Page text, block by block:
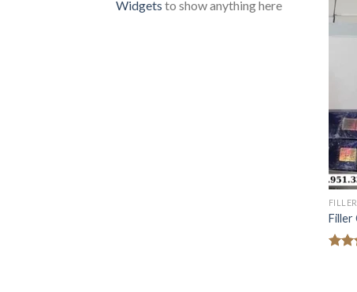
Widgets to show anything here
Filler